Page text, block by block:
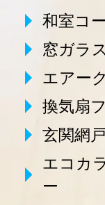
和室コ
窓ガラ
エアー
換気扇
玄関網
エコカ
ー